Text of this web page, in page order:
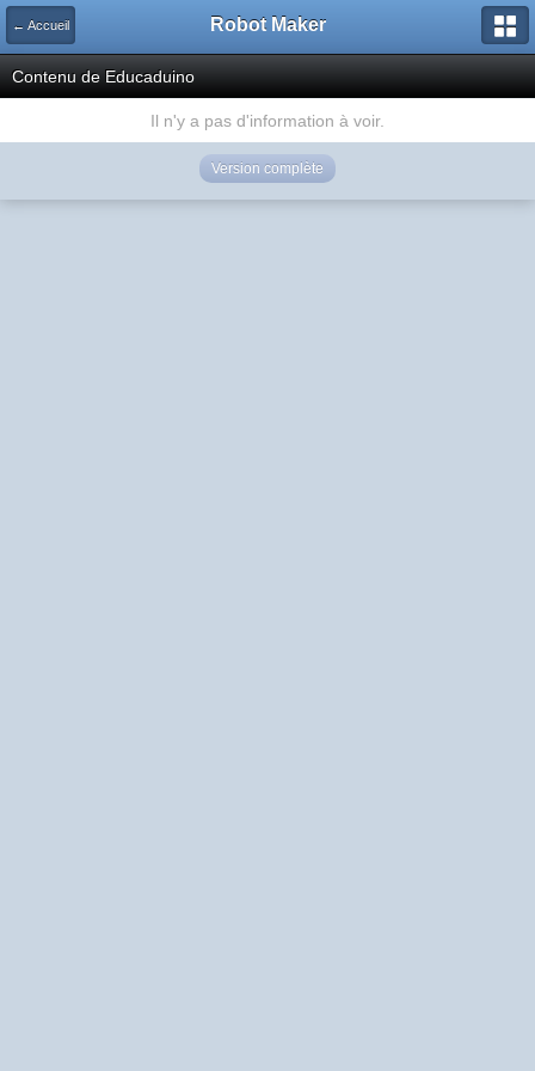
← Accueil Robot Maker
Contenu de Educaduino
Il n'y a pas d'information à voir.
Version complète